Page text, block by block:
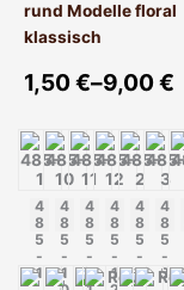
rund Modelle floral
klassisch
1,50€–9,00€
Produktseite
gewählt
werden
4
8
5
-
1
4
8
5
-
1
4
8
5
-
1
4
8
5
-
1
4
8
5
-
2
4
8
5
-
3